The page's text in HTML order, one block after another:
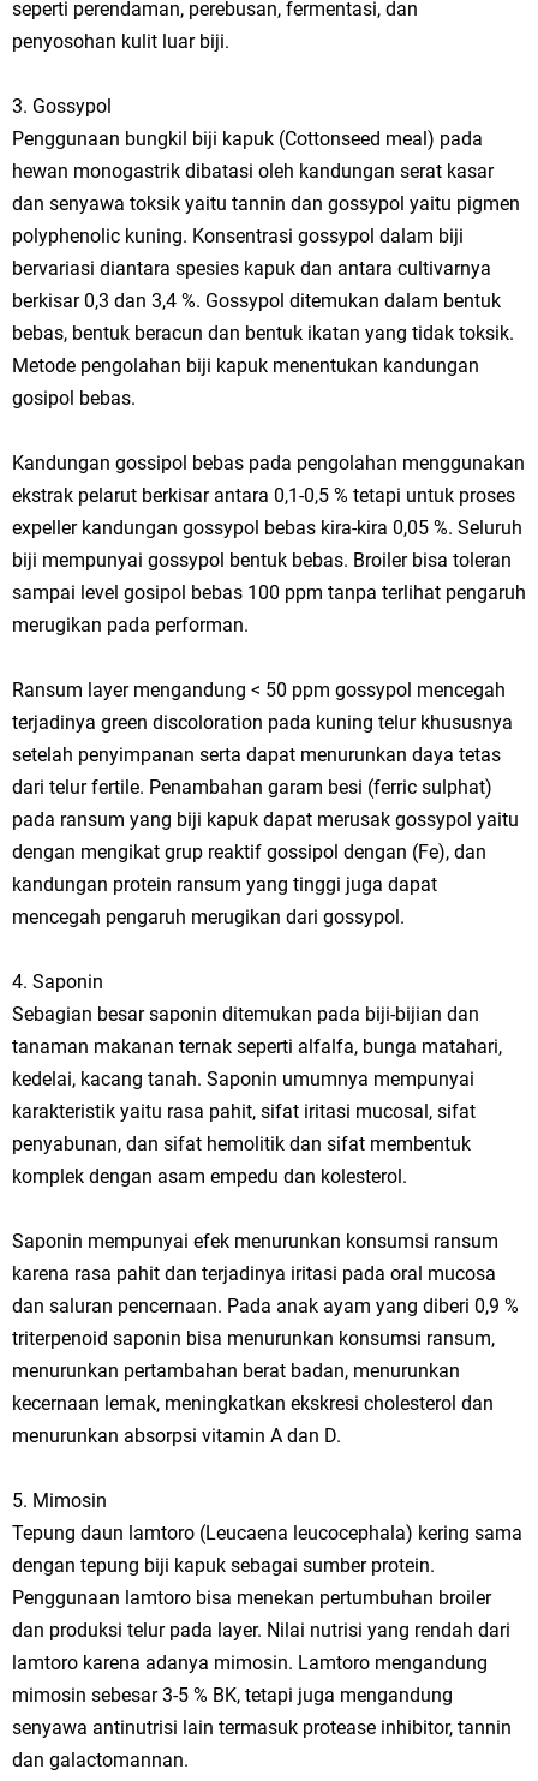
seperti perendaman, perebusan, fermentasi, dan
penyosohan kulit luar biji.
3. Gossypol
Penggunaan bungkil biji kapuk (Cottonseed meal) pada
hewan monogastrik dibatasi oleh kandungan serat kasar
dan senyawa toksik yaitu tannin dan gossypol yaitu pigmen
polyphenolic kuning. Konsentrasi gossypol dalam biji
bervariasi diantara spesies kapuk dan antara cultivarnya
berkisar 0,3 dan 3,4 %. Gossypol ditemukan dalam bentuk
bebas, bentuk beracun dan bentuk ikatan yang tidak toksik.
Metode pengolahan biji kapuk menentukan kandungan
gosipol bebas.
Kandungan gossipol bebas pada pengolahan menggunakan
ekstrak pelarut berkisar antara 0,1-0,5 % tetapi untuk proses
expeller kandungan gossypol bebas kira-kira 0,05 %. Seluruh
biji mempunyai gossypol bentuk bebas. Broiler bisa toleran
sampai level gosipol bebas 100 ppm tanpa terlihat pengaruh
merugikan pada performan.
Ransum layer mengandung < 50 ppm gossypol mencegah
terjadinya green discoloration pada kuning telur khususnya
setelah penyimpanan serta dapat menurunkan daya tetas
dari telur fertile. Penambahan garam besi (ferric sulphat)
pada ransum yang biji kapuk dapat merusak gossypol yaitu
dengan mengikat grup reaktif gossipol dengan (Fe), dan
kandungan protein ransum yang tinggi juga dapat
mencegah pengaruh merugikan dari gossypol.
4. Saponin
Sebagian besar saponin ditemukan pada biji-bijian dan
tanaman makanan ternak seperti alfalfa, bunga matahari,
kedelai, kacang tanah. Saponin umumnya mempunyai
karakteristik yaitu rasa pahit, sifat iritasi mucosal, sifat
penyabunan, dan sifat hemolitik dan sifat membentuk
komplek dengan asam empedu dan kolesterol.
Saponin mempunyai efek menurunkan konsumsi ransum
karena rasa pahit dan terjadinya iritasi pada oral mucosa
dan saluran pencernaan. Pada anak ayam yang diberi 0,9 %
triterpenoid saponin bisa menurunkan konsumsi ransum,
menurunkan pertambahan berat badan, menurunkan
kecernaan lemak, meningkatkan ekskresi cholesterol dan
menurunkan absorpsi vitamin A dan D.
5. Mimosin
Tepung daun lamtoro (Leucaena leucocephala) kering sama
dengan tepung biji kapuk sebagai sumber protein.
Penggunaan lamtoro bisa menekan pertumbuhan broiler
dan produksi telur pada layer. Nilai nutrisi yang rendah dari
lamtoro karena adanya mimosin. Lamtoro mengandung
mimosin sebesar 3-5 % BK, tetapi juga mengandung
senyawa antinutrisi lain termasuk protease inhibitor, tannin
dan galactomannan.